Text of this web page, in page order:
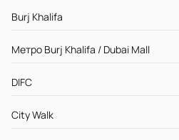
Burj Khalifa
Метро Burj Khalifa / Dubai Mall
DIFC
City Walk